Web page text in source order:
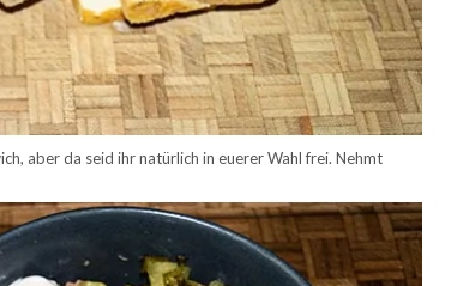
aber da seid ihr natürlich in euerer Wahl frei. Nehmt